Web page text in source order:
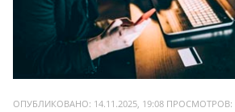
ОПУБЛИКОВАНО: 14.11.2025, 19:08 ПРОСМОТРОВ: